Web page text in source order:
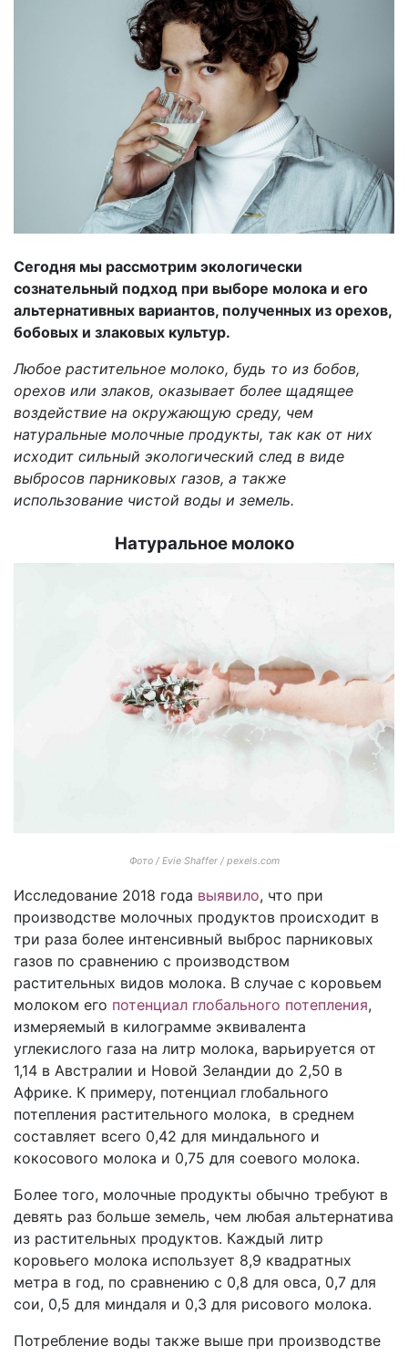
Сегодня мы рассмотрим экологически
сознательный подход при выборе молока и его
альтернативных вариантов, полученных из орехов,
бобовых и злаковых культур.
Любое растительное молоко, будь то из бобов,
орехов или злаков, оказывает более щадящее
воздействие на окружающую среду, чем
натуральные молочные продукты, так как от них
исходит сильный экологический след в виде
выбросов парниковых газов, а также
использование чистой воды и земель.
Натуральное молоко
Фото / Evie Shaffer / pexels.com
Исследование 2018 года выявило, что при
производстве молочных продуктов происходит в
три раза более интенсивный выброс парниковых
газов по сравнению с производством
растительных видов молока. В случае с коровьем
молоком его потенциал глобального потепления,
измеряемый в килограмме эквивалента
углекислого газа на литр молока, варьируется от
1,14 в Австралии и Новой Зеландии до 2,50 в
Африке. К примеру, потенциал глобального
потепления растительного молока, в среднем
составляет всего 0,42 для миндального и
кокосового молока и 0,75 для соевого молока.
Более того, молочные продукты обычно требуют в
девять раз больше земель, чем любая альтернатива
из растительных продуктов. Каждый литр
коровьего молока использует 8,9 квадратных
метра в год, по сравнению с 0,8 для овса, 0,7 для
сои, 0,5 для миндаля и 0,3 для рисового молока.
Потребление воды также выше при производстве